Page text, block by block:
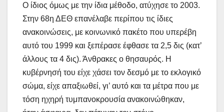
Ο ίδιος όμως με την ίδια μέθοδο, ατύχησε το 2003.
Στην 68η ΔΕΘ επανέλαβε περίπου τις ίδιες
ανακοινώσεις, με κοινωνικό πακέτο που υπερέβη
αυτό του 1999 και ξεπέρασε έφθασε τα 2,5 δις (κατ’
άλλους τα 4 δις). Άνθρακες ο θησαυρός. Η
κυβέρνησή του είχε χάσει τον δεσμό με το εκλογικό
σώμα, είχε απαξιωθεί, γι’ αυτό και τα μέτρα που με
τόση ηχηρή τυμπανοκρουσία ανακοινώθηκαν,